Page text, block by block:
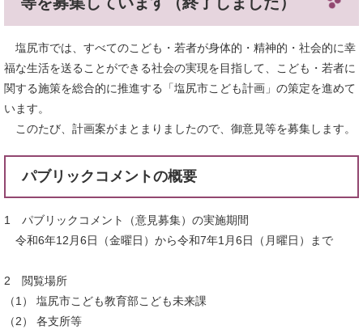
塩尻市では、すべてのこども・若者が身体的・精神的・社会的に幸
福な生活を送ることができる社会の実現を目指して、こども・若者に
関する施策を総合的に推進する「塩尻市こども計画」の策定を進めて
います。
このたび、計画案がまとまりましたので、御意見等を募集します。
パブリックコメントの概要
1 パブリックコメント（意見募集）の実施期間
令和6年12月6日（金曜日）から令和7年1月6日（月曜日）まで
2 閲覧場所
（1） 塩尻市こども教育部こども未来課
（2） 各支所等